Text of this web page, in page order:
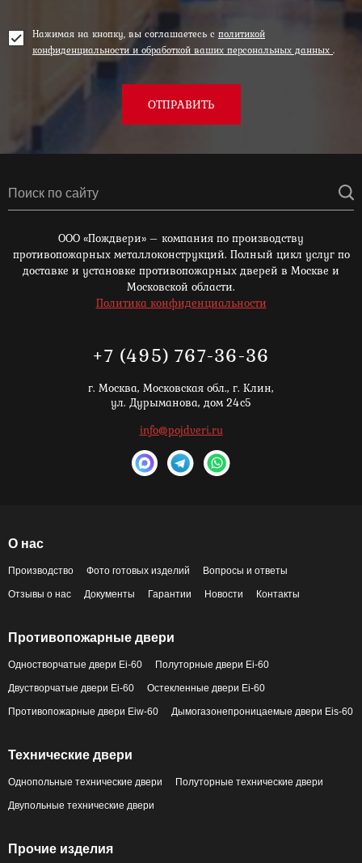
Нажимая на кнопку, вы соглашаетесь с политикой
конфиденциальности и обработкой ваших персональных данных .
ОТПРАВИТЬ
ООО «Пождвери» – компания по производству
противопожарных металлоконструкций. Полный цикл услуг по
доставке и установке противопожарных дверей в Москве и
Московской области.
Политика конфиденциальности
+7 (495) 767-36-36
г. Москва, Московская обл., г. Клин,
ул. Дурыманова, дом 24с5
info@pojdveri.ru
О нас
Производство Фото готовых изделий Вопросы и ответы
Отзывы о нас Документы Гарантии Новости Контакты
Противопожарные двери
Одностворчатые двери Ei-60 Полуторные двери Ei-60
Двустворчатые двери Ei-60 Остекленные двери Ei-60
Противопожарные двери Eiw-60 Дымогазонепроницаемые двери Eis-60
Технические двери
Однопольные технические двери Полуторные технические двери
Двупольные технические двери
Прочие изделия